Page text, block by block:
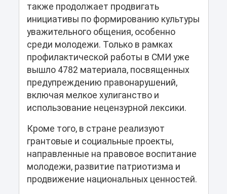
также продолжает продвигать
инициативы по формированию культуры
уважительного общения, особенно
среди молодежи. Только в рамках
профилактической работы в СМИ уже
вышло 4782 материала, посвященных
предупреждению правонарушений,
включая мелкое хулиганство и
использование нецензурной лексики.
Кроме того, в стране реализуют
грантовые и социальные проекты,
направленные на правовое воспитание
молодежи, развитие патриотизма и
продвижение национальных ценностей.